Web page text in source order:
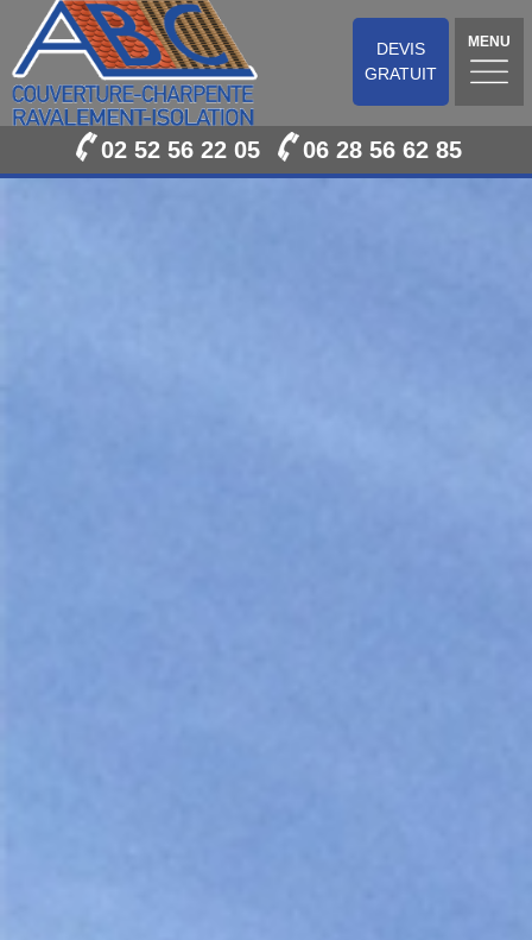
DEVIS
GRATUIT
MENU
02 52 56 22 05 06 28 56 62 85